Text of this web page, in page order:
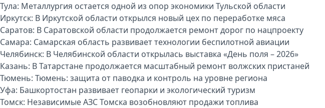
Тула: Металлургия остается одной из опор экономики Тульской области
Иркутск: В Иркутской области открылся новый цех по переработке мяса
Саратов: В Саратовской области продолжается ремонт дорог по нацпроекту
Самара: Самарская область развивает технологии беспилотной авиации
Челябинск: В Челябинской области открылась выставка «День поля – 2026»
Казань: В Татарстане продолжается масштабный ремонт волжских пристаней
Тюмень: Тюмень: защита от паводка и контроль на уровне региона
Уфа: Башкортостан развивает геопарки и экологический туризм
Томск: Независимые АЗС Томска возобновляют продажи топлива